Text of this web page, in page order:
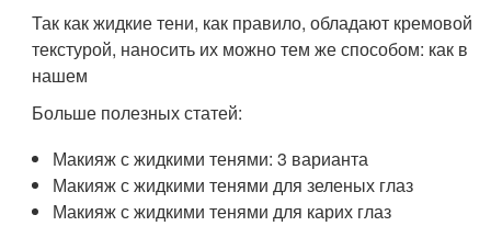
Так как жидкие тени, как правило, обладают кремовой
текстурой, наносить их можно тем же способом: как в
нашем
Больше полезных статей:
Макияж с жидкими тенями: 3 варианта
Макияж с жидкими тенями для зеленых глаз
Макияж с жидкими тенями для карих глаз